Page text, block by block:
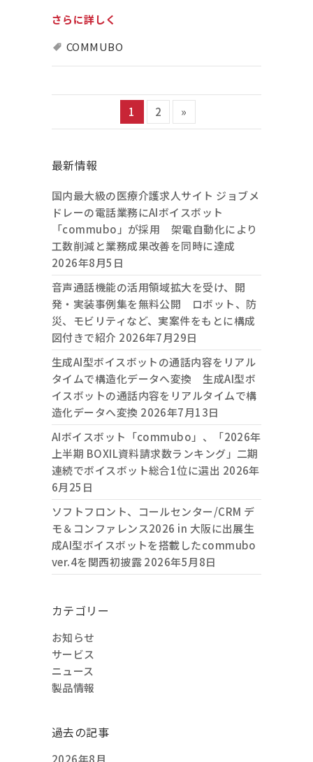
さらに詳しく
COMMUBO
1 2 »
最新情報
国内最大級の医療介護求人サイト ジョブメ
ドレーの電話業務にAIボイスボット
「commubo」が採用 架電自動化により
工数削減と業務成果改善を同時に達成
2026年8月5日
音声通話機能の活用領域拡大を受け、開
発・実装事例集を無料公開 ロボット、防
災、モビリティなど、実案件をもとに構成
図付きで紹介 2026年7月29日
生成AI型ボイスボットの通話内容をリアル
タイムで構造化データへ変換 生成AI型ボ
イスボットの通話内容をリアルタイムで構
造化データへ変換 2026年7月13日
AIボイスボット「commubo」、「2026年
上半期 BOXIL資料請求数ランキング」二期
連続でボイスボット総合1位に選出 2026年
6月25日
ソフトフロント、コールセンター/CRM デ
モ＆コンファレンス2026 in 大阪に出展生
成AI型ボイスボットを搭載したcommubo
ver.4を関西初披露2026年5月8日
カテゴリー
お知らせ
サービス
ニュース
製品情報
過去の記事
2026年8月